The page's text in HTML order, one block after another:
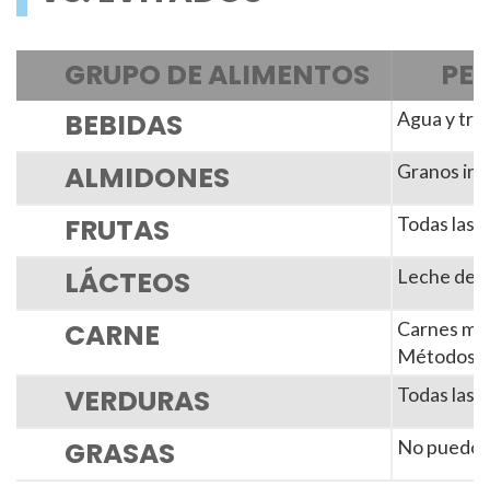
GRUPO DE ALIMENTOS
BEBIDAS
Agua y
ALMIDONES Granos
FRUTAS Todas las
LÁCTEOS Leche
CARNE
Carnes
Métodos
VERDURAS Todas las
GRASAS No puedo